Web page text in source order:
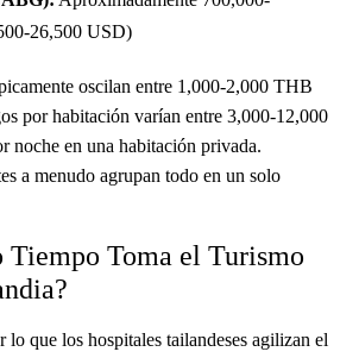
26,500 USD)
oscilan entre 1,000-2,000 THB
por habitación varían entre 3,000-12,000
en una habitación privada.
a menudo agrupan todo en un solo
Tiempo Toma el Turismo
que los hospitales tailandeses agilizan el